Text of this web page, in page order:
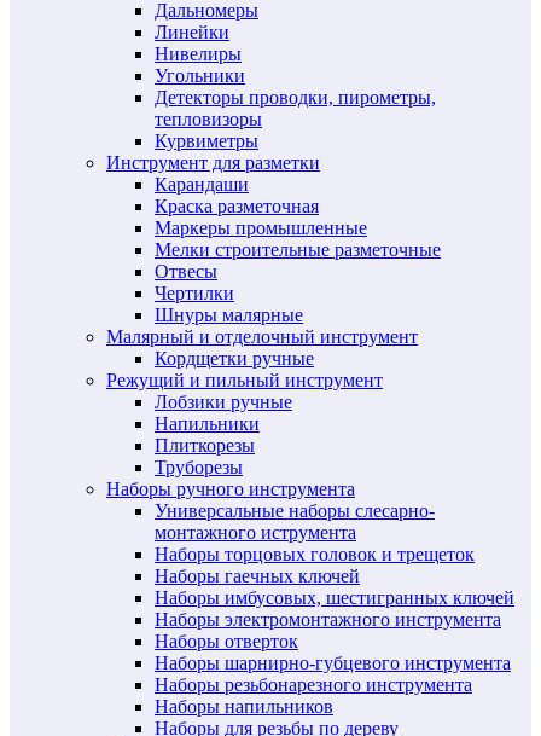
Дальномеры
Линейки
Нивелиры
Угольники
Детекторы проводки, пирометры,
тепловизоры
Курвиметры
Инструмент для разметки
Карандаши
Краска разметочная
Маркеры промышленные
Мелки строительные разметочные
Отвесы
Чертилки
Шнуры малярные
Малярный и отделочный инструмент
Кордщетки ручные
Режущий и пильный инструмент
Лобзики ручные
Напильники
Плиткорезы
Труборезы
Наборы ручного инструмента
Универсальные наборы слесарно-
монтажного иструмента
Наборы торцовых головок и трещеток
Наборы гаечных ключей
Наборы имбусовых, шестигранных ключей
Наборы электромонтажного инструмента
Наборы отверток
Наборы шарнирно-губцевого инструмента
Наборы резьбонарезного инструмента
Наборы напильников
Наборы для резьбы по дереву